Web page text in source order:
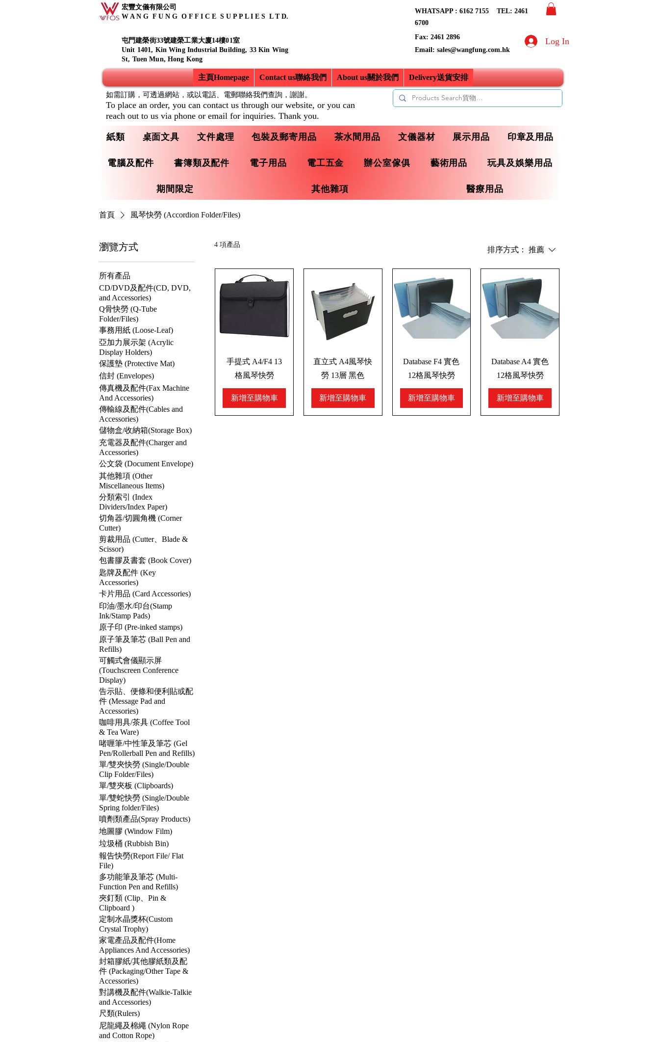
宏豐文儀有限公司
W A N G F U N G O F F I C E S U P P L I E S L T D.
屯門建榮街33號建榮工業大廈14樓01室
Unit 1401, Kin Wing Industrial Building, 33 Kin Wing
St, Tuen Mun, Hong Kong
WHATSAPP : 6162 7155​ TEL: 2461
6700
Fax: 2461 2896
Email: sales@wangfung.com.hk
Log In
主頁Homepage Contact us聯絡我們 About us關於我們 Delivery送貨安排
紙類 桌面文具 文件處理 包裝及郵寄用品 茶水間用品 文儀器材 展示用品 印章及用品
電腦及配件 書簿類及配件 電子用品 電工五金 辦公室傢俱 藝術用品 玩具及娛樂用品
期間限定 其他雜項 醫療用品
如需訂購，可透過網站，或以電話、電郵聯絡我們查詢， 謝謝。
To place an order, you can contact us through our website, or you can
reach out to us via phone or email for inquiries. Thank you.
首頁 風琴快勞 (Accordion Folder/Files)
瀏覽方式
所有產品
CD/DVD及配件(CD, DVD,
and Accessories)
Q骨快勞 (Q-Tube
Folder/Files)
事務用紙 (Loose-Leaf)
亞加力展示架 (Acrylic
Display Holders)
保護墊 (Protective Mat)
信封 (Envelopes)
傳真機及配件(Fax Machine
And Accessories)
傳輸線及配件(Cables and
Accessories)
儲物盒/收納箱(Storage Box)
充電器及配件(Charger and
Accessories)
公文袋 (Document Envelope)
其他雜項 (Other
Miscellaneous Items)
分類索引 (Index
Dividers/Index Paper)
切角器/切圓角機 (Corner
Cutter)
剪裁用品 (Cutter、Blade &
Scissor)
包書膠及書套 (Book Cover)
匙牌及配件 (Key
Accessories)
卡片用品 (Card Accessories)
印油/墨水/印台(Stamp
Ink/Stamp Pads)
原子印 (Pre-inked stamps)
原子筆及筆芯 (Ball Pen and
Refills)
可觸式會儀顯示屏
(Touchscreen Conference
Display)
告示貼、便條和便利貼或配
件 (Message Pad and
Accessories)
咖啡用具/茶具 (Coffee Tool
& Tea Ware)
啫喱筆/中性筆及筆芯 (Gel
Pen/Rollerball Pen and Refills)
單/雙夾快勞 (Single/Double
Clip Folder/Files)
單/雙夾板 (Clipboards)
單/雙蛇快勞 (Single/Double
Spring folder/Files)
噴劑類產品(Spray Products)
地圖膠 (Window Film)
垃圾桶 (Rubbish Bin)
報告快勞(Report File/ Flat
File)
多功能筆及筆芯 (Multi-
Function Pen and Refills)
夾釘類 (Clip、Pin &
Clipboard )
定制水晶獎杯(Custom
Crystal Trophy)
家電產品及配件(Home
Appliances And Accessories)
封箱膠紙/其他膠紙類及配
件 (Packaging/Other Tape &
Accessories)
對講機及配件(Walkie-Talkie
and Accessories)
尺類(Rulers)
尼龍繩及棉繩 (Nylon Rope
and Cotton Rope)
4 項產品
排序方式： 推薦
手提式 A4/F4 13
格風琴快勞
新增至購物車
直立式 A4風琴快
勞 13層 黑色
新增至購物車
Database F4 實色
12格風琴快勞
新增至購物車
Database A4 實色
12格風琴快勞
新增至購物車